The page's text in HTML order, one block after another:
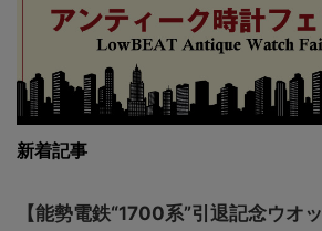
新着記事
【能勢電鉄“1700系”引退記念ウオッ